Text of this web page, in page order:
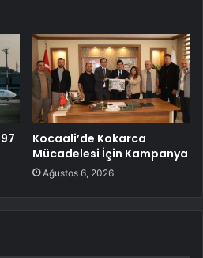
Kocaali’de Kokarca
Mücadelesi İçin Kampanya
Ağustos 6, 2026